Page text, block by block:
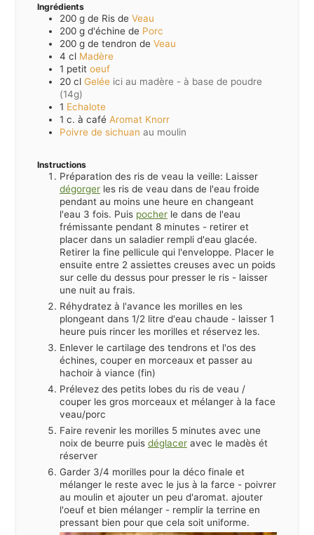
Ingrédients
200 g de Ris de Veau
200 g d'échine de Porc
200 g de tendron de Veau
4 cl Madère
1 petit oeuf
20 cl Gelée ici au madère - à base de poudre
(14g)
1 Echalote
1 c. à café Aromat Knorr
Poivre de sichuan au moulin
Instructions
Préparation des ris de veau la veille: Laisser
dégorger les ris de veau dans de l'eau froide
pendant au moins une heure en changeant
l'eau 3 fois. Puis pocher le dans de l'eau
frémissante pendant 8 minutes - retirer et
placer dans un saladier rempli d'eau glacée.
Retirer la fine pellicule qui l'enveloppe. Placer le
ensuite entre 2 assiettes creuses avec un poids
sur celle du dessus pour presser le ris - laisser
une nuit au frais.
Réhydratez à l'avance les morilles en les
plongeant dans 1/2 litre d'eau chaude - laisser 1
heure puis rincer les morilles et réservez les.
Enlever le cartilage des tendrons et l'os des
échines, couper en morceaux et passer au
hachoir à viance (fin)
Prélevez des petits lobes du ris de veau /
couper les gros morceaux et mélanger à la face
veau/porc
Faire revenir les morilles 5 minutes avec une
noix de beurre puis déglacer avec le madès ét
réserver
Garder 3/4 morilles pour la déco finale et
mélanger le reste avec le jus à la farce - poivrer
au moulin et ajouter un peu d'aromat. ajouter
l'oeuf et bien mélanger - remplir la terrine en
pressant bien pour que cela soit uniforme.